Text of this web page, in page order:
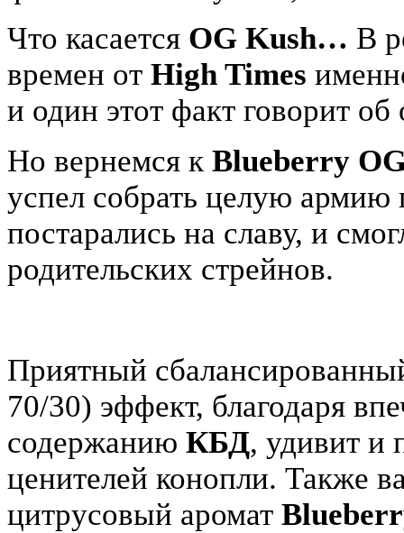
Что касается OG Kush… В
времен от High Times
и один этот факт говорит
Но вернемся к Blueberry
успел собрать целую
постарались на славу, и
родительских стрейнов.
Приятный
70/30) эффект, благодаря
содержанию КБД, удивит и
ценителей конопли. Также
цитрусовый аромат